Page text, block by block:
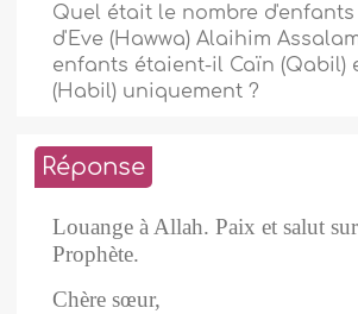
Quel était le nombre d'enfants
d'Eve (Hawwa) Alaihim
enfants étaient-il Caïn (Qabil)
(Habil) uniquement ?
Réponse
Louange à Allah. Paix et salut
Prophète.
Chère sœur,